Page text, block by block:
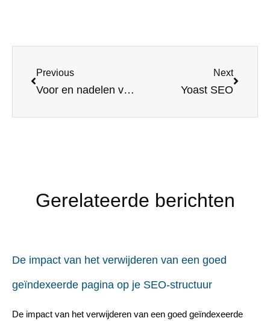
Previous
Voor en nadelen van WP Optimize
Next
Yoast SEO
Gerelateerde berichten
De impact van het verwijderen van een goed
geïndexeerde pagina op je SEO-structuur
De impact van het verwijderen van een goed geïndexeerde